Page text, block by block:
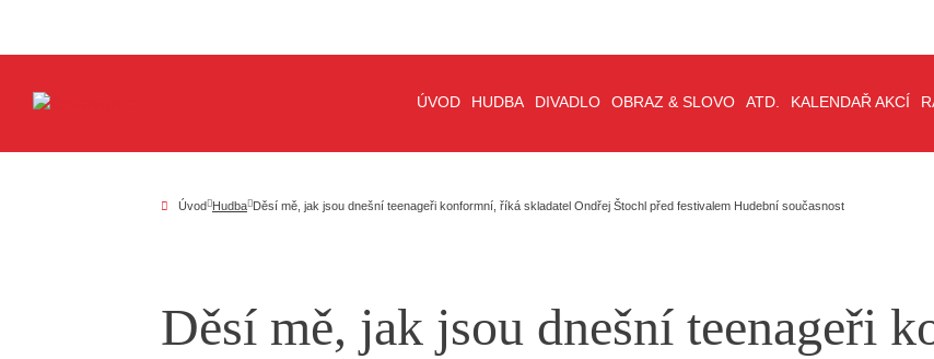
ÚVOD HUDBA DIVADLO OBRAZ & SLOVO ATD. KALENDAŘ AKCÍ
Úvod Hudba Děsí mě, jak jsou dnešní teenageři konformní, říká skladatel Ondřej Štochl před festivalem Hudební současnost
Děsí mě, jak jsou dnešní teenageři